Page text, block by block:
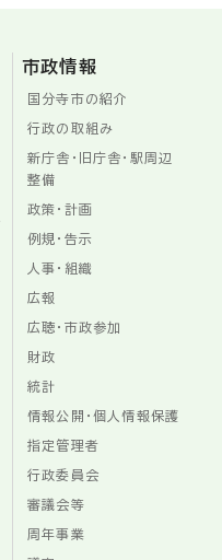
市政情報
国分寺市の紹介
行政の取組み
新庁舎・旧庁舎・駅周辺
整備
政策・計画
例規・告示
人事・組織
広報
広聴・市政参加
財政
統計
情報公開・個人情報保護
指定管理者
行政委員会
審議会等
周年事業